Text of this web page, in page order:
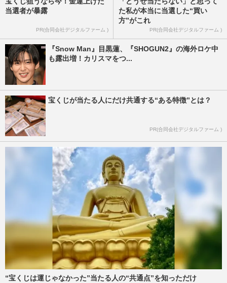
当選者が暴露
PR(合同会社デジタルファーム )
た私が本当に当選した“買い
方”がこれ
PR(合同会社デジタルファーム )
『Snow Man』目黒蓮、『SHOGUN2』の海外ロケ中
も露出増！カリスマをつ...
宝くじが当たる人にだけ共通する“ある特徴”とは？
PR(合同会社デジタルファーム )
“宝くじは運じゃなかった”当たる人の“共通点”を知っただけ